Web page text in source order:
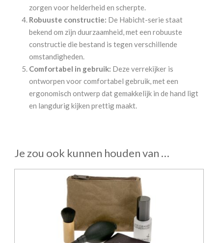
zorgen voor helderheid en scherpte.
Robuuste constructie: De Habicht-serie staat
bekend om zijn duurzaamheid, met een robuuste
constructie die bestand is tegen verschillende
omstandigheden.
Comfortabel in gebruik: Deze verrekijker is
ontworpen voor comfortabel gebruik, met een
ergonomisch ontwerp dat gemakkelijk in de hand ligt
en langdurig kijken prettig maakt.
Je zou ook kunnen houden van …